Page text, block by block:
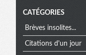
CATÉGORIES
Brèves insolites...
Citations d'un jour